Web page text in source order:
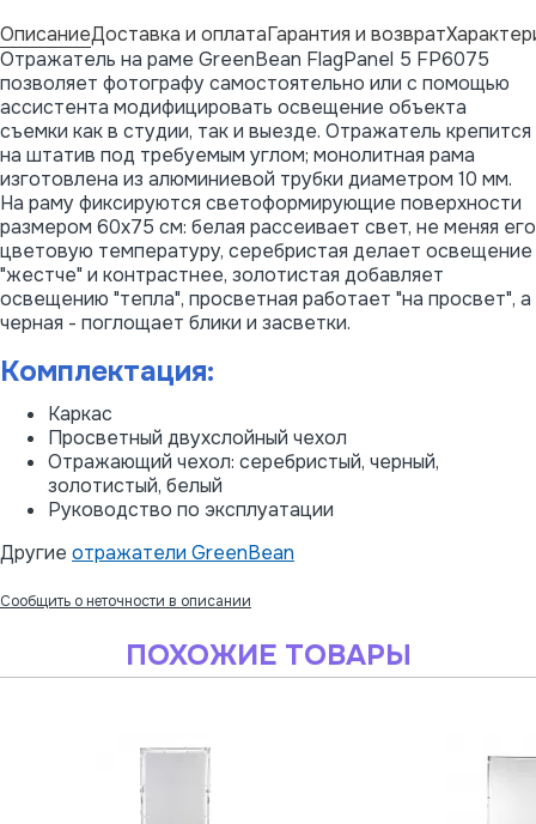
ОписаниеДоставка и оплатаГарантия и возврат
Отражатель на раме GreenBean FlagPanel 5 FP6075
позволяет фотографу самостоятельно или с помощью
ассистента модифицировать освещение объекта
съемки как в студии, так и выезде. Отражатель крепится
на штатив под требуемым углом; монолитная рама
изготовлена из алюминиевой трубки диаметром 10 мм.
На раму фиксируются светоформирующие поверхности
размером 60х75 см: белая рассеивает свет, не меняя его
цветовую температуру, серебристая делает освещение
"жестче" и контрастнее, золотистая добавляет
освещению "тепла", просветная работает "на просвет", а
черная - поглощает блики и засветки.
Комплектация:
Каркас
Просветный двухслойный чехол
Отражающий чехол: серебристый, черный,
золотистый, белый
Руководство по эксплуатации
Другие отражатели GreenBean
Сообщить о неточности в описании
ПОХОЖИЕ ТОВАРЫ